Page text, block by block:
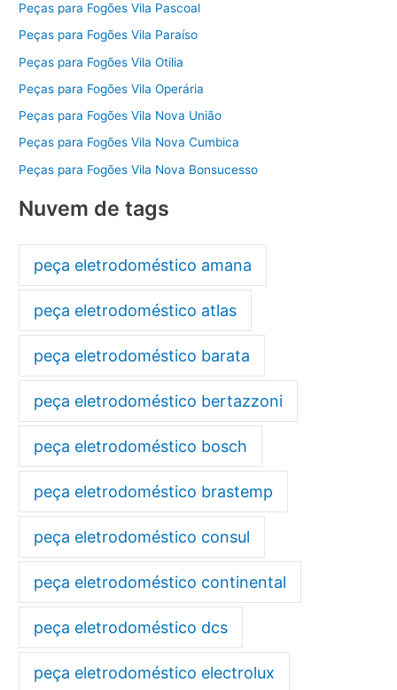
Peças para Fogões Vila Pascoal
Peças para Fogões Vila Paraíso
Peças para Fogões Vila Otilia
Peças para Fogões Vila Operária
Peças para Fogões Vila Nova União
Peças para Fogões Vila Nova Cumbica
Peças para Fogões Vila Nova Bonsucesso
Nuvem de tags
peça eletrodoméstico amana
peça eletrodoméstico atlas
peça eletrodoméstico barata
peça eletrodoméstico bertazzoni
peça eletrodoméstico bosch
peça eletrodoméstico brastemp
peça eletrodoméstico consul
peça eletrodoméstico continental
peça eletrodoméstico dcs
peça eletrodoméstico electrolux